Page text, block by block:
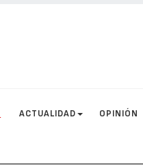
ACTUALIDAD OPINIÓN